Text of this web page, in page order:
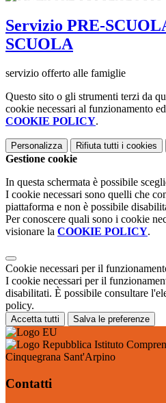
Servizio PRE-
SCUOLA
servizio offerto alle famiglie
Questo sito o gli strumenti terzi da
cookie necessari al funzionamento
COOKIE POLICY.
Personalizza Rifiuta tutti i cookies
Gestione cookie
In questa schermata è possibile
I cookie necessari sono quelli che
piattaforma e non è possibile
Per conoscere quali sono i cookie
visionare la COOKIE POLICY.
Cookie necessari per il
I cookie necessari per il
disabilitati. È possibile consultare
policy.
Accetta tutti Salva le preferenze
Istituto
Cinquegrana Sant'Arpino
Contatti